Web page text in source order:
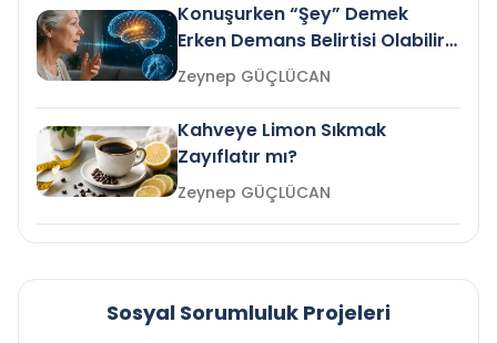
Konuşurken “Şey” Demek
Erken Demans Belirtisi Olabilir
mi?
Zeynep GÜÇLÜCAN
Kahveye Limon Sıkmak
Zayıflatır mı?
Zeynep GÜÇLÜCAN
Sosyal Sorumluluk Projeleri